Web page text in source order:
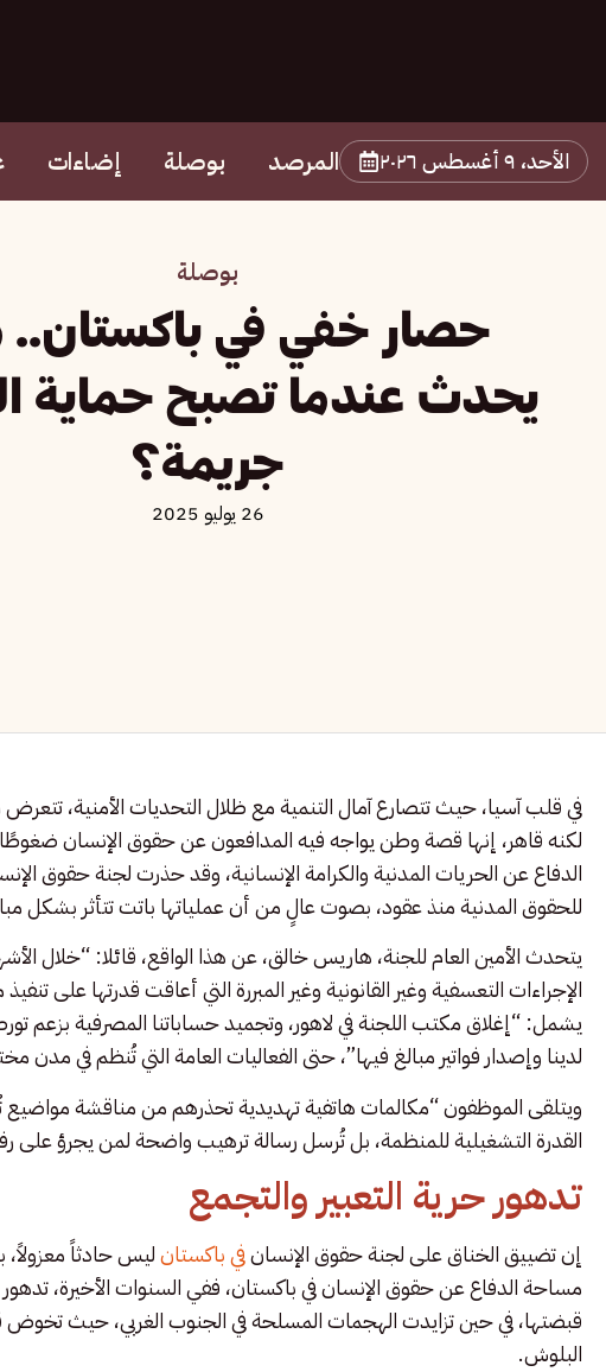
الأحد، ٩ أغسطس ٢٠٢٦ المرصد بوصلة إضاءات
بوصلة
حصار خفي في باكستان..
يحدث عندما تصبح حماية
جريمة؟
26 يوليو 2025
في قلب آسيا، حيث تتصارع آمال التنمية مع ظلال التحديات الأمنية،
لكنه قاهر، إنها قصة وطن يواجه فيه المدافعون عن حقوق الإنسان
للحقوق المدنية منذ عقود، بصوت عالٍ من أن عملياتها باتت تتأثر بشكل
يتحدث الأمين العام للجنة، هاريس خالق، عن هذا الواقع، قائلا: “خلال
الإجراءات التعسفية وغير القانونية وغير المبررة التي أعاقت قدرتها على
يشمل: “إغلاق مكتب اللجنة في لاهور، وتجميد حساباتنا المصرفية بزعم
لدينا وإصدار فواتير مبالغ فيها”، حتى الفعاليات العامة التي تُنظم في مدن
ويتلقى الموظفون “مكالمات هاتفية تهديدية تحذرهم من مناقشة
القدرة التشغيلية للمنظمة، بل تُرسل رسالة ترهيب واضحة لمن يجرؤ على
تدهور حرية التعبير والتجمع
إن تضييق الخناق على لجنة حقوق الإنسانفي باكستانليس حادثاً
مساحة الدفاع عن حقوق الإنسان في باكستان، ففي السنوات الأخيرة،
قبضتها، في حين تزايدت الهجمات المسلحة في الجنوب الغربي، حيث تخوض
البلوش.